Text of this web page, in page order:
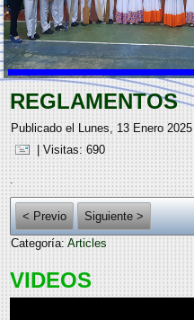
REGLAMENTOS
Publicado el Lunes, 13 Enero
| Visitas: 690
.
< Previo
Siguiente >
Categoría:Articles
VIDEOS